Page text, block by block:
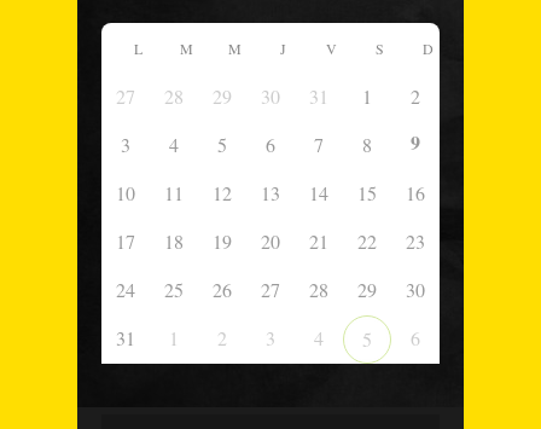
L M M J V S D
27 28 29 30 31 1
2
3
4 5 6 7 8 9
10 11 12 13 14 15
16
17
18 19 20 21 22
23
24
25 26 27 28 29
30
31
1 2 3 4 5 6